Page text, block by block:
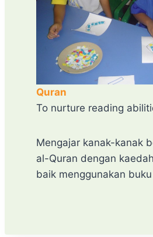
Quran
To nurture reading
Mengajar kanak-kanak
al-Quran dengan
baik menggunakan